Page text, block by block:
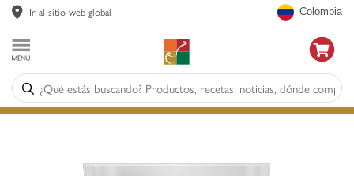
Colombia
Ir al sitio web global